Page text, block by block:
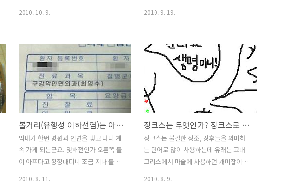
..
인 블랙데이라..
이 다소 시원한 감을 주는 데 역시 2% 부
족합니다. 여러분은 어떠세요. 전 그동안
은 자주 찾은게 시원하게 얼린 냉수랍니
다. 그래서 편의점에서도 생수만을 사서
마신답니다. 그런데 올해 들어서 또 하나
의 방법을 알게 되었어요. 첫잔의 첫 모금
그것은 얼린 맥주잔에 시원한 맥주를 따
라서 첫 잔의 첫 모금입니다. 사실 제가 술
과는 그다지 친하지 않아서 직장생활 하
면서도 윗분들에게도 특별한 자리가 아니
면 잔을 따르지 않아요. 출세하긴 글렀나
에 또..
2010. 10. 9.
은 이미 추석이 시작되어 벌써 부터 수심
이 가득 차 있습니다. 『일년에 한번 있는
추석인데 뿔난 사람처럼 왜 그래』 하고
말하다가는 후라이펜으로 한대 맞을 수
도 있습니다. 더구나 쥐꼬리만큼 벌어주
는 돈으로 차례상을 준비하려면 주판을
얼마나 털고 놓고 해야 하는지 모르는데
말이죠. 지난 태풍으로 낙과가 심해 과일
과 야채의 가격이 너무 올라 십만원 한장
가지고 나가면 살게 없을 정도 입니다. 이
번에는 사과와 배가 같이 있는 과일세트
아..
2010. 9. 19.
볼거리(유행성 이하선염)는 아니라면!! 보장보험에서 실비보험으로 바꿔 부담은 없지만
막내가 한번 병원과 인연을 맺고 나니 계
속 가게 되는군요. 몇해전인가 오른쪽 볼
이 아프다고 낑낑대더니 조금 지나 볼이
2010. 8. 11.
징크스는 무엇인가? 징크스로 몇 억을 날린 사연~~ 아 옛날이여!!
징크스는 불길한 징조, 징후들을 의미하
는 단어로 많이 사용하는데 유래는 고대
그리스에서 마술에 사용하던 개미잡이라
2010. 8. 9.